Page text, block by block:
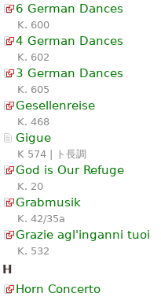
6 German Dances
K. 600
4 German Dances
K. 602
3 German Dances
K. 605
Gesellenreise
K. 468
Gigue
K 574 | ト長調
God is Our Refuge
K. 20
Grabmusik
K. 42/35a
Grazie agl'inganni tuoi
K. 532
H
Horn Concerto